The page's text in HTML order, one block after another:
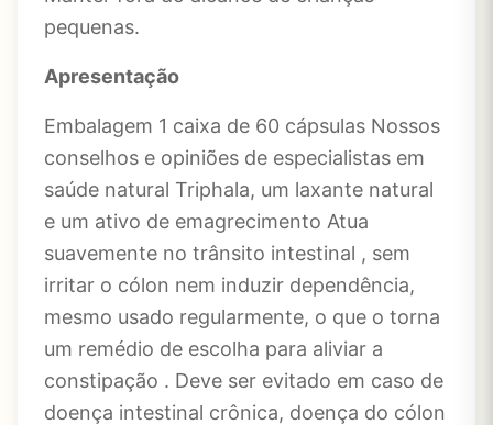
pequenas.
Apresentação
Embalagem 1 caixa de 60 cápsulas Nossos
conselhos e opiniões de especialistas em
saúde natural Triphala, um laxante natural
e um ativo de emagrecimento Atua
suavemente no trânsito intestinal , sem
irritar o cólon nem induzir dependência,
mesmo usado regularmente, o que o torna
um remédio de escolha para aliviar a
constipação . Deve ser evitado em caso de
doença intestinal crônica, doença do cólon